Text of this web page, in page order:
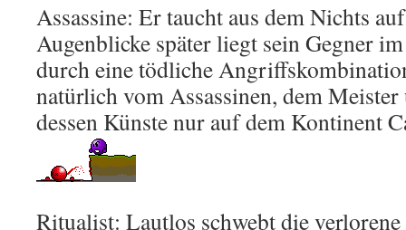
Assassine: Er taucht aus dem Nichts
Augenblicke später liegt sein Gegner
durch eine tödliche
natürlich vom Assassinen, dem Meister
dessen Künste nur auf dem Kontinent
Ritualist: Lautlos schwebt die verlorene